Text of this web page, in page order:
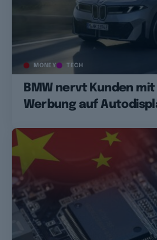
MONEY TECH
BMW nervt Kunden
Werbung auf